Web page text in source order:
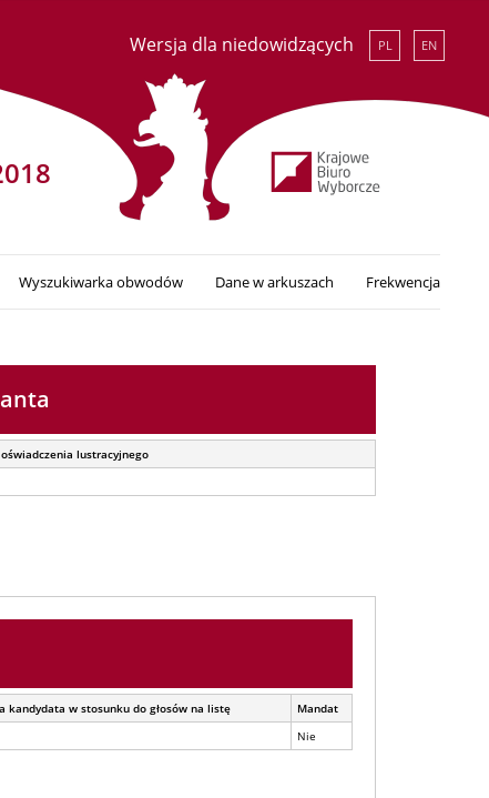
Wersja dla niedowidzących PL EN
Wyszukiwarka obwodów Dane w arkuszach Frekwencja
lustracyjnego
kandydata w stosunku do głosów na listę
Mandat
Nie